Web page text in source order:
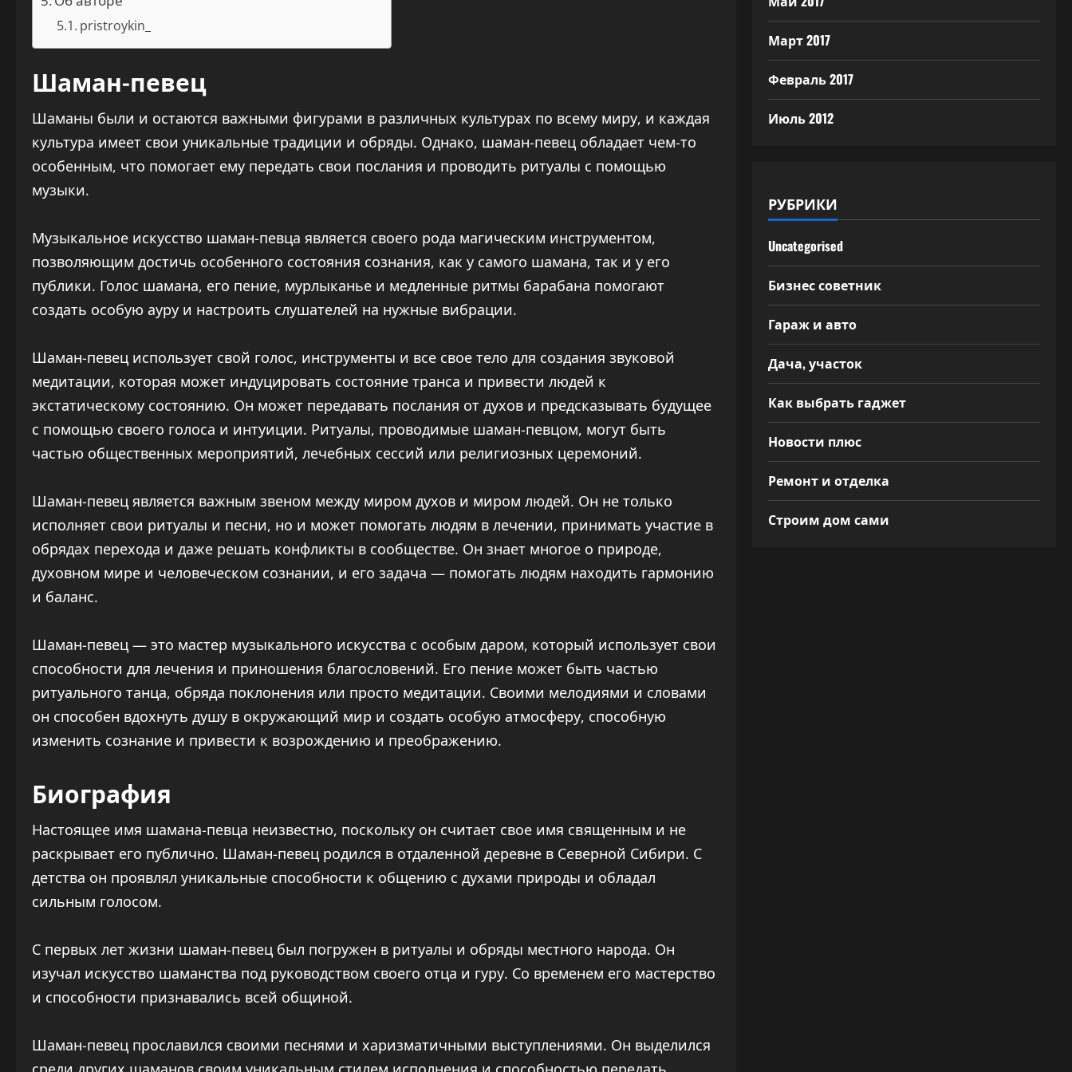
pristroykin_
Шаман-певец
Шаманы были и остаются важными фигурами в различных культурах по всему миру, и каждая
культура имеет свои уникальные традиции и обряды. Однако, шаман-певец обладает чем-то
особенным, что помогает ему передать свои послания и проводить ритуалы с помощью
музыки.
Музыкальное искусство шаман-певца является своего рода магическим инструментом,
позволяющим достичь особенного состояния сознания, как у самого шамана, так и у его
публики. Голос шамана, его пение, мурлыканье и медленные ритмы барабана помогают
создать особую ауру и настроить слушателей на нужные вибрации.
Шаман-певец использует свой голос, инструменты и все свое тело для создания звуковой
медитации, которая может индуцировать состояние транса и привести людей к
экстатическому состоянию. Он может передавать послания от духов и предсказывать будущее
с помощью своего голоса и интуиции. Ритуалы, проводимые шаман-певцом, могут быть
частью общественных мероприятий, лечебных сессий или религиозных церемоний.
Шаман-певец является важным звеном между миром духов и миром людей. Он не только
исполняет свои ритуалы и песни, но и может помогать людям в лечении, принимать участие в
обрядах перехода и даже решать конфликты в сообществе. Он знает многое о природе,
духовном мире и человеческом сознании, и его задача — помогать людям находить гармонию
и баланс.
Шаман-певец — это мастер музыкального искусства с особым даром, который использует свои
способности для лечения и приношения благословений. Его пение может быть частью
ритуального танца, обряда поклонения или просто медитации. Своими мелодиями и словами
он способен вдохнуть душу в окружающий мир и создать особую атмосферу, способную
изменить сознание и привести к возрождению и преображению.
Биография
Настоящее имя шамана-певца неизвестно, поскольку он считает свое имя священным и не
раскрывает его публично. Шаман-певец родился в отдаленной деревне в Северной Сибири. С
детства он проявлял уникальные способности к общению с духами природы и обладал
сильным голосом.
С первых лет жизни шаман-певец был погружен в ритуалы и обряды местного народа. Он
изучал искусство шаманства под руководством своего отца и гуру. Со временем его мастерство
и способности признавались всей общиной.
Шаман-певец прославился своими песнями и харизматичными выступлениями. Он выделился
Март 2017
Февраль 2017
Июль 2012
РУБРИКИ
Uncategorised
Бизнес советник
Гараж и авто
Дача, участок
Как выбрать гаджет
Новости плюс
Ремонт и отделка
Строим дом сами